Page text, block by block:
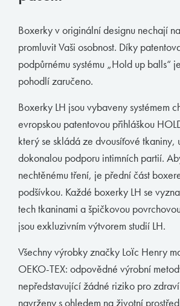
Boxerky v originální designu nechají
promluvit Vaši osobnost. Díky
podpůrnému systému „Hold up balls“
pohodlí zaručeno.
Boxerky LH jsou vybaveny systémem
evropskou patentovou přihláškou
který se skládá ze dvousíťové tkaniny,
dokonalou podporu intimních partií.
nechtěnému tření, je přední část
podšívkou. Každé boxerky LH se
tech tkaninami a špičkovou
jsou exkluzivním výtvorem studií LH.
Všechny výrobky značky Loïc Henry
OEKO-TEX: odpovědné výrobní
nepředstavující žádné riziko pro
navrženy s ohledem na životní
McAlson
Baldesarini
HOM
Manstore
Tommy Hilfiger
Ralph Lauren
Ermenegildo Zegna
Diesel
Calvin Klein
E-shop
Boxerky